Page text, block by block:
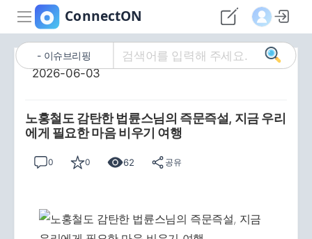
이슈브리핑
2026-06-03
노홍철도 감탄한 법륜스님의 즉문즉설, 지금 우리
에게 필요한 마음 비우기 여행
0 0 62 공유